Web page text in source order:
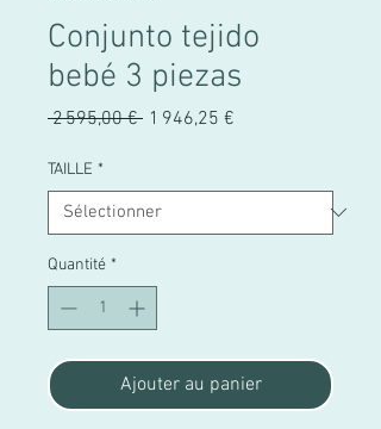
Conjunto tejido
bebé 3 piezas
2 595,00 € Prix
1 946,25 €
TAILLE *
Quantité *
Ajouter au panier